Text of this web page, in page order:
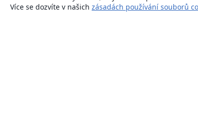
Více se dozvíte v našich zásadách používání souborů